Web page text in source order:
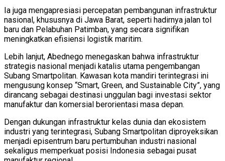
Ia juga mengapresiasi percepatan pembangunan infrastruktur
nasional, khususnya di Jawa Barat, seperti hadirnya jalan tol
baru dan Pelabuhan Patimban, yang secara signifikan
meningkatkan efisiensi logistik maritim.
Lebih lanjut, Abednego menegaskan bahwa infrastruktur
strategis nasional menjadi katalis utama pengembangan
Subang Smartpolitan. Kawasan kota mandiri terintegrasi ini
mengusung konsep “Smart, Green, and Sustainable City”, yang
dirancang sebagai destinasi unggulan bagi investasi sektor
manufaktur dan komersial berorientasi masa depan.
Dengan dukungan infrastruktur kelas dunia dan ekosistem
industri yang terintegrasi, Subang Smartpolitan diproyeksikan
menjadi episentrum baru pertumbuhan industri nasional
sekaligus memperkuat posisi Indonesia sebagai pusat